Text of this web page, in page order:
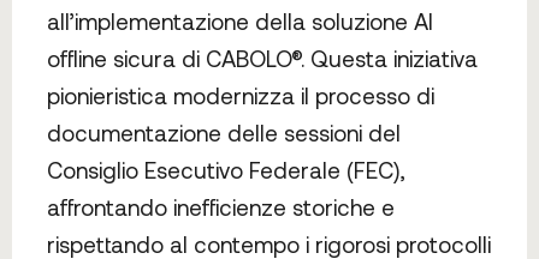
all’implementazione della soluzione AI
offline sicura di CABOLO®. Questa iniziativa
pionieristica modernizza il processo di
documentazione delle sessioni del
Consiglio Esecutivo Federale (FEC),
affrontando inefficienze storiche e
rispettando al contempo i rigorosi protocolli